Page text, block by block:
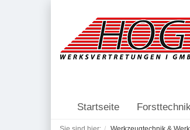
Startseite